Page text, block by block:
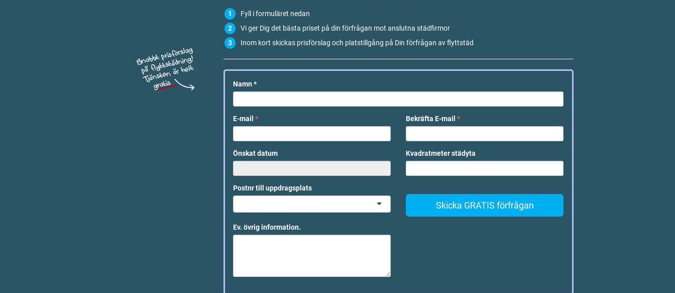
Fyll i formuläret nedan
Vi ger Dig det bästa priset på din förfrågan mot anslutna städfirmor
Inom kort skickas prisförslag och platstillgång på Din förfrågan av flyttstäd
Namn*
E-mail* Bekräfta E-mail*
Önskat datum
Postnr till uppdragsplats
Ev. övrig information.
Kvadratmeter städyta
Skicka GRATIS förfrågan